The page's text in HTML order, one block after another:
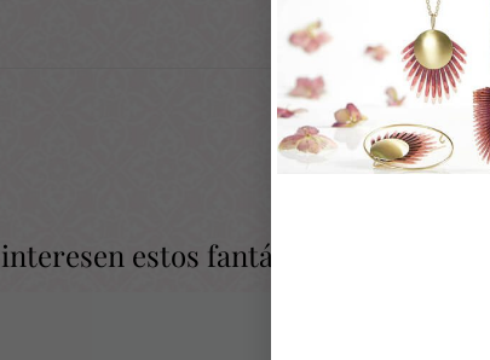
estos fantásticos productos